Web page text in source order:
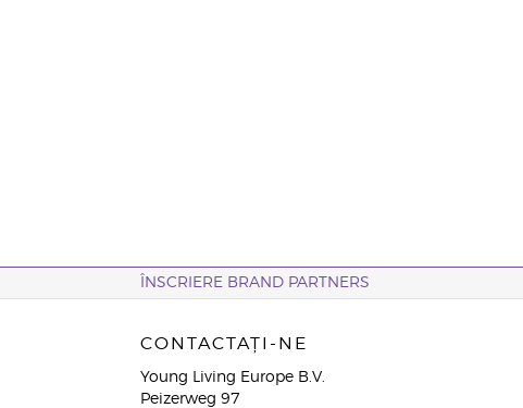
ÎNSCRIERE BRAND PARTNERS
CONTACTAȚI-NE
Young Living Europe B.V.
Peizerweg 97